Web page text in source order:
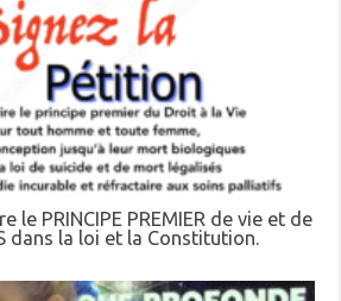
le PRINCIPE PREMIER de vie et de
dans la loi et la Constitution.